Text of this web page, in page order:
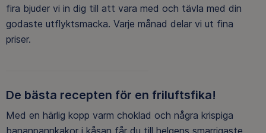
fira bjuder vi in dig till att vara med och tävla med din
godaste utflyktsmacka. Varje månad delar vi ut fina
priser.
De bästa recepten för en friluftsfika!
Med en härlig kopp varm choklad och några krispiga